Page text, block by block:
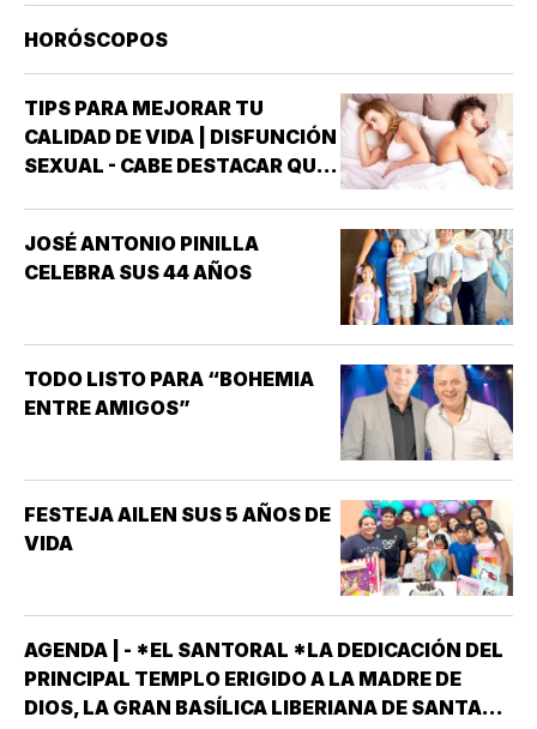
HORÓSCOPOS
TIPS PARA MEJORAR TU
CALIDAD DE VIDA | DISFUNCIÓN
SEXUAL - CABE DESTACAR QUE
INTERÉS HA GENERADO PARA
LA INVESTIGACIÓN DE NUEVOS
DISFUNCIÓN ERÉCTIL
(INCAPACIDAD DE ALCANZAR
Y/O MANTENER…
JOSÉ ANTONIO PINILLA
CELEBRA SUS 44 AÑOS
TODO LISTO PARA “BOHEMIA
ENTRE AMIGOS”
FESTEJA AILEN SUS 5 AÑOS DE
VIDA
AGENDA | - *EL SANTORAL *LA DEDICACIÓN DEL
PRINCIPAL TEMPLO ERIGIDO A LA MADRE DE
DIOS, LA GRAN BASÍLICA LIBERIANA DE SANTA